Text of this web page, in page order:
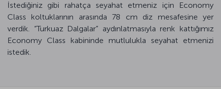
İstediğiniz gibi rahatça seyahat etmeniz için Economy
Class koltuklarının arasında 78 cm diz mesafesine yer
verdik. “Turkuaz Dalgalar” aydınlatmasıyla renk kattığımız
Economy Class kabininde mutlulukla seyahat etmenizi
istedik.